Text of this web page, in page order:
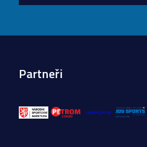
Partneři